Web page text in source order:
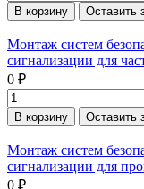
В корзину Оставить
Монтаж систем
сигнализации для
0 ₽
В корзину Оставить
Монтаж систем
сигнализации для
0 ₽